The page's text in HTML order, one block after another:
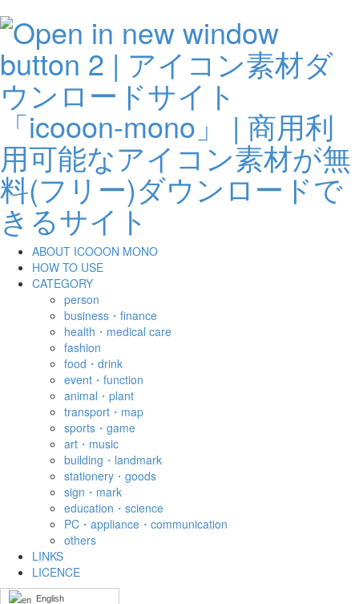
ABOUT ICOOON MONO
HOW TO USE
CATEGORY
person
business・finance
health・medical care
fashion
food・drink
event・function
animal・plant
transport・map
sports・game
art・music
building・landmark
stationery・goods
sign・mark
education・science
PC・appliance・communication
others
LINKS
LICENCE
English